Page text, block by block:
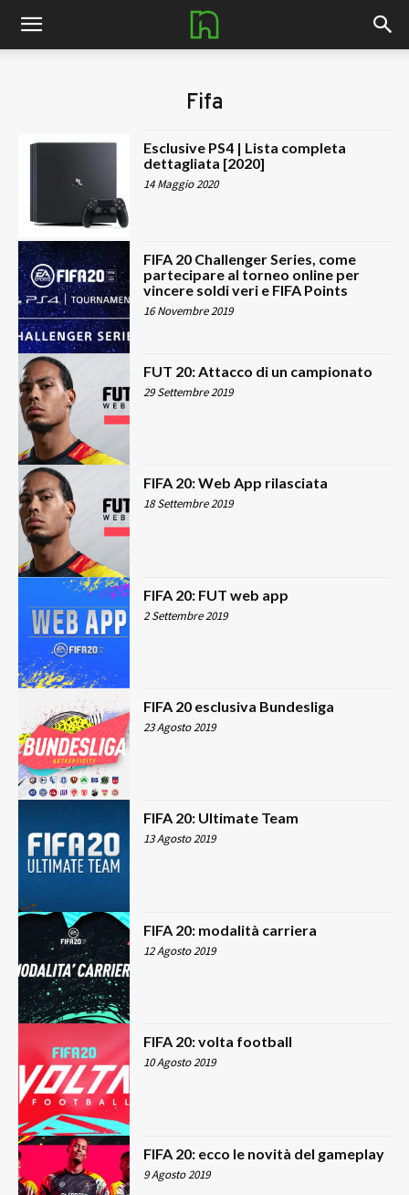
nerdhub.it
Fifa
Esclusive PS4 | Lista completa
dettagliata [2020]
14 Maggio 2020
FIFA 20 Challenger Series, come
partecipare al torneo online per
vincere soldi veri e FIFA Points
16 Novembre 2019
FUT 20: Attacco di un campionato
29 Settembre 2019
FIFA 20: Web App rilasciata
18 Settembre 2019
FIFA 20: FUT web app
2 Settembre 2019
FIFA 20 esclusiva Bundesliga
23 Agosto 2019
FIFA 20: Ultimate Team
13 Agosto 2019
FIFA 20: modalità carriera
12 Agosto 2019
FIFA 20: volta football
10 Agosto 2019
FIFA 20: ecco le novità del gameplay
9 Agosto 2019